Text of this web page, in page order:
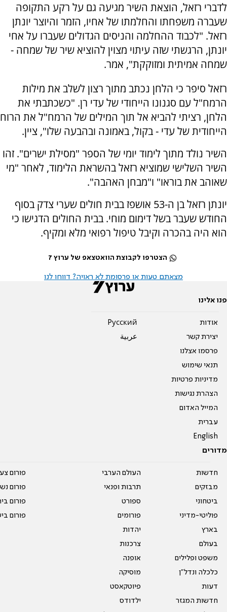
לדברי רזאל, הוצאת השיר מגיעה גם על רקע התקופה
שעברה משפחתו והחלמתו של אחיו, הזמר והיוצר יונתן
רזאל. "לכבוד ההחלמה והניסים הגדולים שעברו על אחי
יונתן, הרגשתי שזה עיתוי מצוין להוציא שיר של שמחה -
שמחה אמיתית ומזוקקת", אמר.
רזאל סיפר כי הלחן נכתב מתוך רצון לשלב את מילות
הרמח"ל עם סגנונו הייחודי של עדי רן. "כשכתבתי את
הלחן, רציתי להביא אל תוך המילים של הרמח"ל את הרוח
הייחודית של עדי - בקול, באמונה ובהבעה שלו", ציין.
השיר נולד מתוך לימוד יומי של הספר "מסילת ישרים". זהו
השיר השלישי שמוציא רזאל בהשראת הלימוד, לאחר "מי
שאוהב את בוראו" ו"מבחן האהבה".
יונתן רזאל בן ה-53 אושפז בבית חולים שערי צדק בסוף
החודש שעבר בשל דימום מוחי. בבית החולים הדגישו כי
הוא היה בהכרה וקיבל טיפול רפואי מלא ומקיף.
הצטרפו לקבוצת הוואטצאפ של ערוץ 7
מצאתם טעות או פרסומת לא ראויה? דווחו לנו
פנו אלינו
אודות
יצירת קשר
פרסמו אצלנו
תנאי שימוש
מדיניות פרטיות
הצהרת נגישות
המייל האדום
עברית
English
Pусский
عربية
מדורים
חדשות
מבזקים
ביטחוני
פוליטי-מדיני
בארץ
בעולם
משפט ופלילים
כלכלה ונדל"ן
דעות
חדשות המגזר
העולם הערבי
תרבות ופנאי
ספורט
פורומים
יהדות
צרכנות
אופנה
מוסיקה
פיוטקאסט
ילדודס
פורום
פורום
פורום
פורום